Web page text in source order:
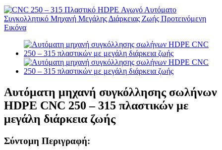
Αυτόματη μηχανή συγκόλλησης σωλήνων
HDPE CNC 250 – 315 πλαστικών με
μεγάλη διάρκεια ζωής
Σύντομη Περιγραφή: